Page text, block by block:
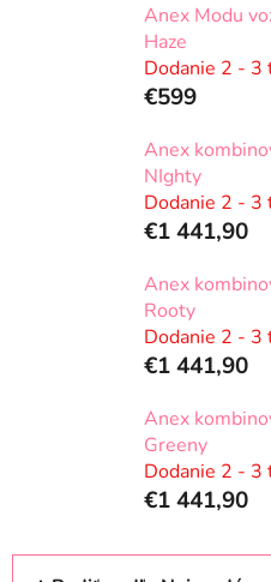
Anex Modu
Haze
Dodanie 2 - 3
€599
Anex
NIghty
Dodanie 2 - 3
€1 441,90
Anex
Rooty
Dodanie 2 - 3
€1 441,90
Anex
Greeny
Dodanie 2 - 3
€1 441,90
R